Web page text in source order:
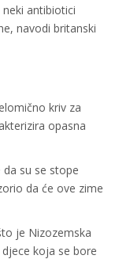
antibiotici
navodi britanski
kriv za
opasna
su se stope
da će ove zime
je Nizozemska
koja se bore